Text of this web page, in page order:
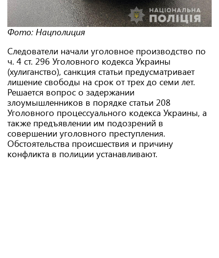
Фото: Нацполиция
Следователи начали уголовное производство по
ч. 4 ст. 296 Уголовного кодекса Украины
(хулиганство), санкция статьи предусматривает
лишение свободы на срок от трех до семи лет.
Решается вопрос о задержании
злоумышленников в порядке статьи 208
Уголовного процессуального кодекса Украины, а
также предъявлении им подозрений в
совершении уголовного преступления.
Обстоятельства происшествия и причину
конфликта в полиции устанавливают.